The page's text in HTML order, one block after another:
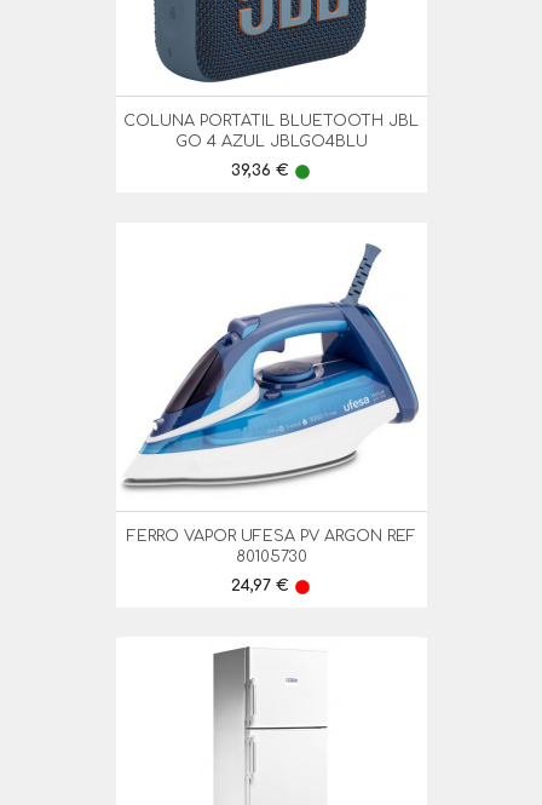
COLUNA PORTATIL BLUETOOTH JBL
GO 4 AZUL JBLGO4BLU
Preço
39,36 € lens
FERRO VAPOR UFESA PV ARGON REF
80105730
Preço
24,97 € lens